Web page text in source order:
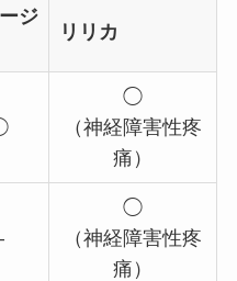
ジ
リリカ
◯
（神経障害性疼
痛）
◯
（神経障害性疼
痛）